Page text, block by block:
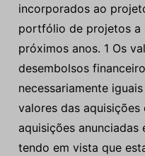
incorporados ao
portfólio de projetos a
próximos anos. 1 Os
desembolsos
necessariamente
valores das
aquisições anunciadas
tendo em vista que